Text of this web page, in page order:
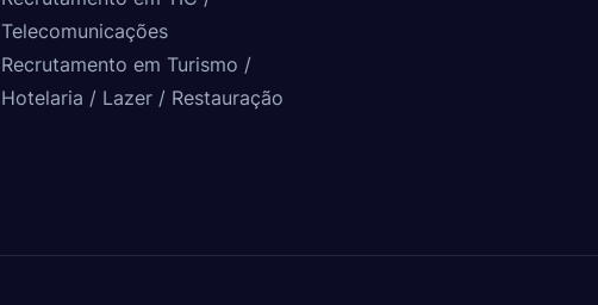
Telecomunicações
Recrutamento em Turismo /
Hotelaria / Lazer / Restauração